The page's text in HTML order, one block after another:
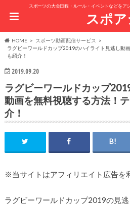
スポーツの大会日程・ルール・イベントなどをア
スポア
HOME
スポーツ動画配信サービス
ラグビーワールドカップ2019のハイライト見逃し動
も紹介！
2019.09.20
ラグビーワールドカップ
動画を無料視聴する方法！
介！
※当サイトはアフィリエイト広告を
ラグビーワールドカップ2019の見